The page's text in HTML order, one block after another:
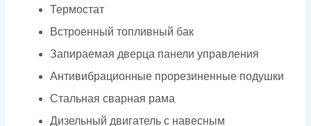
Термостат
Встроенный топливный бак
Запираемая дверца панели управления
Антивибрационные прорезиненные подушки
Стальная сварная рама
Дизельный двигатель с навесным